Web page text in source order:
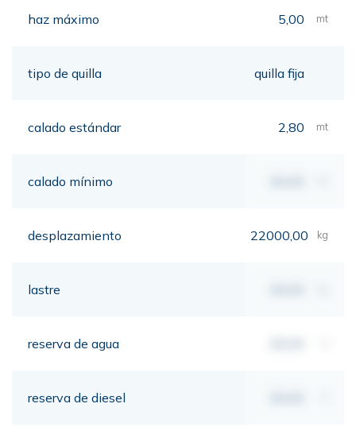
haz máximo 5,00 mt
tipo de quilla quilla fija
calado estándar 2,80 mt
calado mínimo
desplazamiento 22000,00 kg
lastre
reserva de agua
reserva de diesel